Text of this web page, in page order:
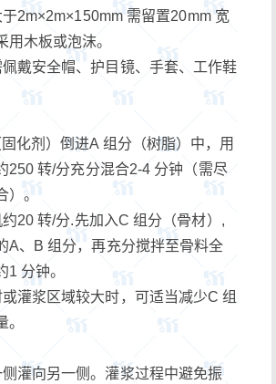
2m×2m×150mm 需留置20mm 宽
用木板或泡沫。
戴安全帽、护目镜、手套、工作鞋
化剂）倒进A 组分（树脂）中，用
250 转/分充分混合2-4 分钟（需尽
）。
20 转/分.先加入C 组分（骨材）,
A、B 组分，再充分搅拌至骨料全
1 分钟。
灌浆区域较大时，可适当减少C 组
灌向另一侧。灌浆过程中避免振